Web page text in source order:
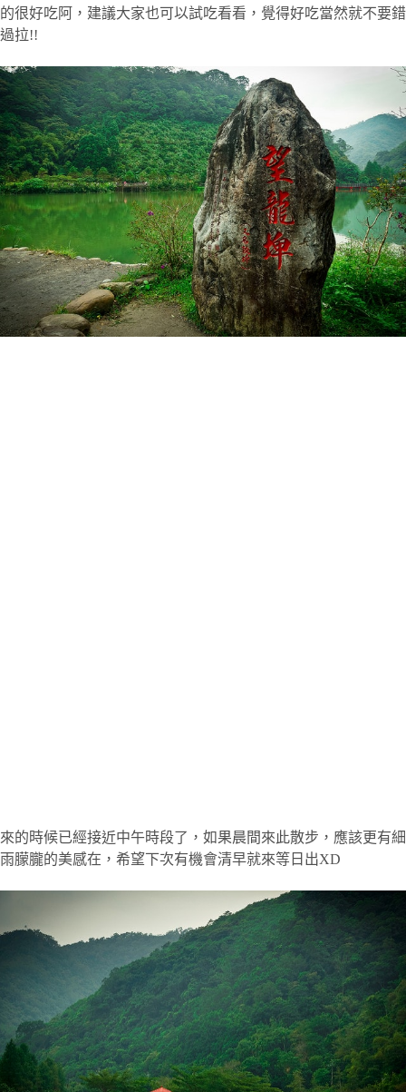
的很好吃阿，建議大家也可以試吃看看，覺得好吃當然就不要錯
過拉!!
來的時候已經接近中午時段了，如果晨間來此散步，應該更有細
雨朦朧的美感在，希望下次有機會清早就來等日出XD